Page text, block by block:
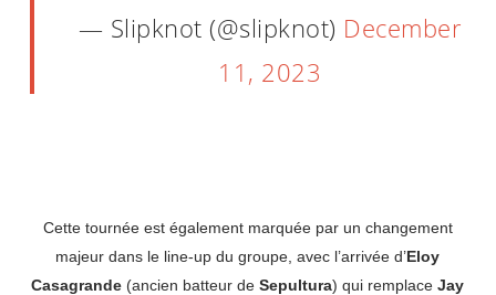
— Slipknot (@slipknot) December
11, 2023
Cette tournée est également marquée par un changement
majeur dans le line-up du groupe, avec l’arrivée d’Eloy
Casagrande (ancien batteur deSepultura) qui remplaceJay